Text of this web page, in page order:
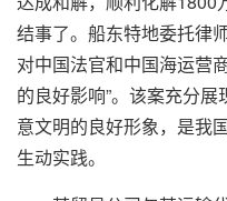
结事了。船东特地委托律
对中国法官和中国海运营
的良好影响”。该案充分
意文明的良好形象，是我
生动实践。